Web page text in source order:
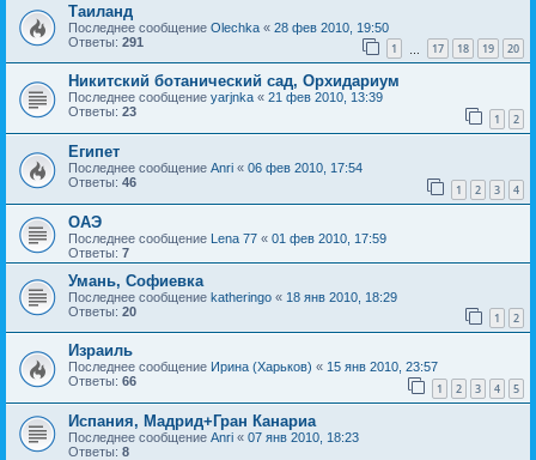
Таиланд
Последнее сообщение Olechka « 28 фев 2010, 19:50
Ответы: 291 1 17 18 19 20
Никитский ботанический сад, Орхидариум
Последнее сообщение yarjnka « 21 фев 2010, 13:39
Ответы: 23 1 2
Египет
Последнее сообщение Anri « 06 фев 2010, 17:54
Ответы: 46 1 2 3 4
ОАЭ
Последнее сообщение Lena 77 « 01 фев 2010, 17:59
Ответы: 7
Умань, Софиевка
Последнее сообщение katheringo « 18 янв 2010, 18:29
Ответы: 20 1 2
Израиль
Последнее сообщение Ирина (Харьков) « 15 янв 2010, 23:57
Ответы: 66 1 2 3 4 5
Испания, Мадрид+Гран Канариа
Последнее сообщение Anri « 07 янв 2010, 18:23
Ответы: 8